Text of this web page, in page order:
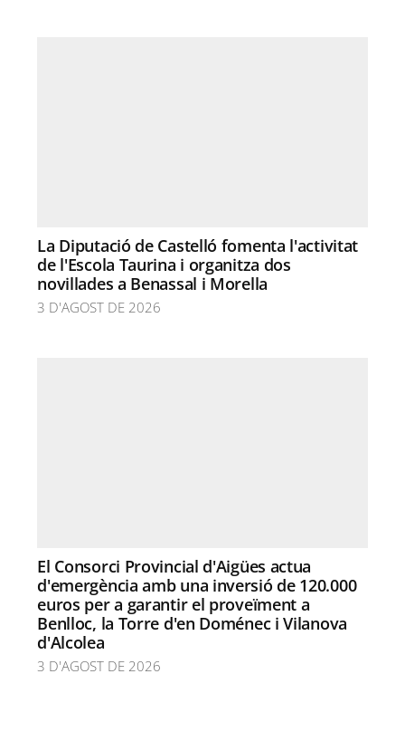
La Diputació de Castelló fomenta l'activitat
de l'Escola Taurina i organitza dos
novillades a Benassal i Morella
3 D'AGOST DE 2026
El Consorci Provincial d'Aigües actua
d'emergència amb una inversió de 120.000
euros per a garantir el proveïment a
Benlloc, la Torre d'en Doménec i Vilanova
d'Alcolea
3 D'AGOST DE 2026